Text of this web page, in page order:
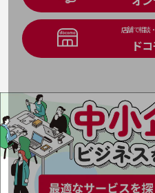
ドコモBiz データ無制限 ドコモ
ケータイプラン
データプラス
IoT向け回線料金
home5Gプラン
モバイルサービス
端末の一元管理
店舗で相談
ド